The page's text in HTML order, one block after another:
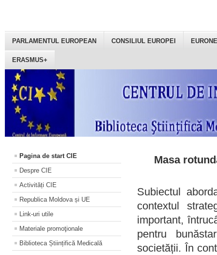
PARLAMENTUL EUROPEAN CONSILIUL EUROPEI
ERASMUS+
Pagina de start CIE
Despre CIE
Activități CIE
Republica Moldova și UE
Link-uri utile
Materiale promoţionale
Biblioteca Științifică Medicală
Masa
Subiectul
contextul
important,
pentru
societății. În